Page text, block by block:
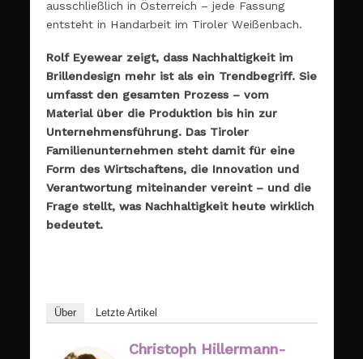
ausschließlich in Österreich – jede Fassung
entsteht in Handarbeit im Tiroler Weißenbach.
Rolf Eyewear zeigt, dass Nachhaltigkeit im
Brillendesign mehr ist als ein Trendbegriff. Sie
umfasst den gesamten Prozess – vom
Material über die Produktion bis hin zur
Unternehmensführung. Das Tiroler
Familienunternehmen steht damit für eine
Form des Wirtschaftens, die Innovation und
Verantwortung miteinander vereint – und die
Frage stellt, was Nachhaltigkeit heute wirklich
bedeutet.
Über Letzte Artikel
Christoph Hillermann-